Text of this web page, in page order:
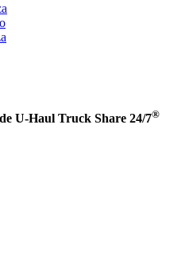
U-Haul Truck Share 24/7®